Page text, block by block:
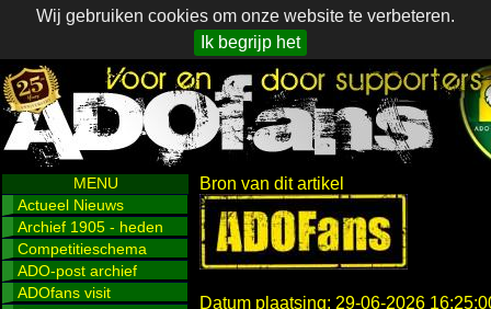
Wij gebruiken cookies om onze website te verbeteren.
Ik begrijp het
MENU
Actueel Nieuws
Archief 1905 - heden
Competitieschema
ADO-post archief
ADOfans visit
Bron van dit artikel
Datum plaatsing: 29-06-2026